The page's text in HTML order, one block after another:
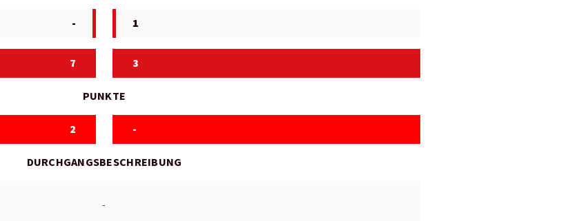
- 1
7 3
PUNKTE
2 -
DURCHGANGSBESCHREIBUNG
-